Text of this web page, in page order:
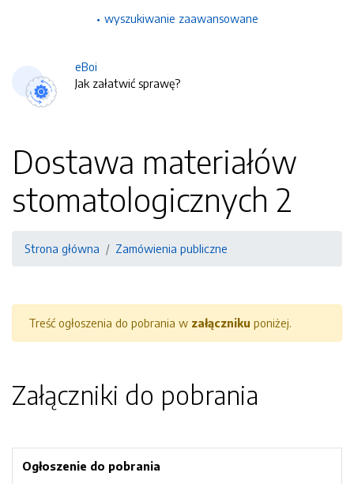
wyszukiwanie zaawansowane
eBoi
Jak załatwić sprawę?
Dostawa materiałów
stomatologicznych 2
Strona główna Zamówienia publiczne
Treść ogłoszenia do pobrania w załączniku poniżej.
Załączniki do pobrania
Ogłoszenie do pobrania